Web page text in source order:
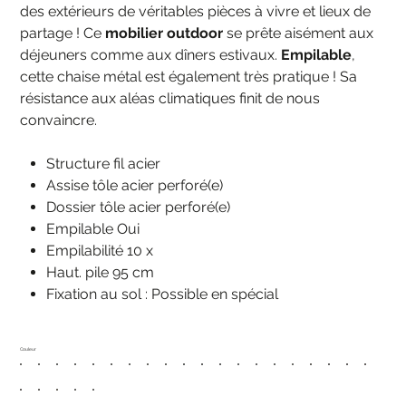
des extérieurs de véritables pièces à vivre et lieux de
partage ! Ce mobilier outdoor se prête aisément aux
déjeuners comme aux dîners estivaux. Empilable,
cette chaise métal est également très pratique ! Sa
résistance aux aléas climatiques finit de nous
convaincre.
Structure fil acier
Assise tôle acier perforé(e)
Dossier tôle acier perforé(e)
Empilable Oui
Empilabilité 10 x
Haut. pile 95 cm
Fixation au sol : Possible en spécial
Couleur